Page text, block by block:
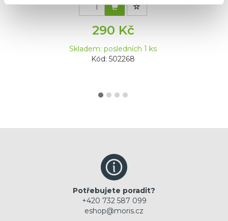
290 Kč
Skladem: posledních 1 ks
Kód: 502268
Potřebujete poradit?
+420 732 587 099
eshop@moris.cz